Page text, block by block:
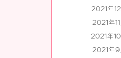
2021年
2021年11
2021年
2021年9